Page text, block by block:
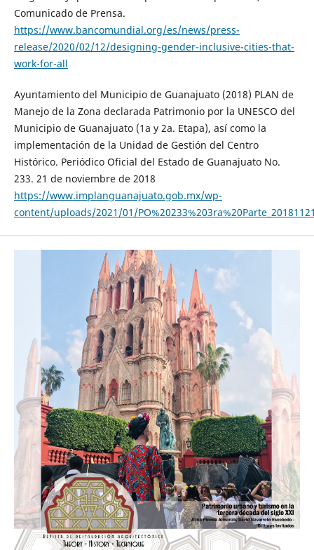
Comunicado de Prensa.
https://www.bancomundial.org/es/news/press-
release/2020/02/12/designing-gender-inclusive-cities-that-
work-for-all
Ayuntamiento del Municipio de Guanajuato (2018) PLAN de
Manejo de la Zona declarada Patrimonio por la UNESCO del
Municipio de Guanajuato (1a y 2a. Etapa), así como la
implementación de la Unidad de Gestión del Centro
Histórico. Periódico Oficial del Estado de Guanajuato No.
233. 21 de noviembre de 2018
https://www.implanguanajuato.gob.mx/wp-
content/uploads/2021/01/